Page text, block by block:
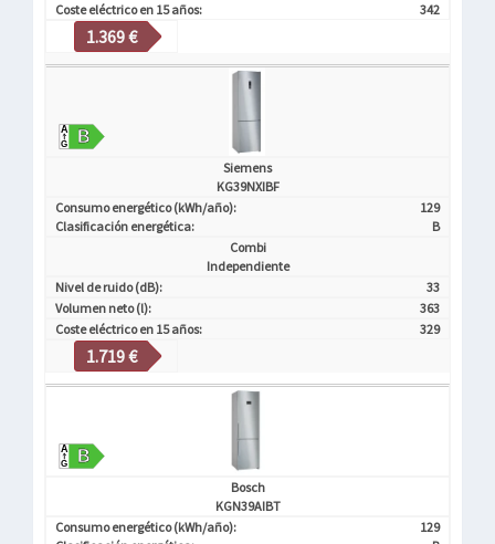
Coste eléctrico en 15 años:
342
1.369 €
Siemens
KG39NXIBF
Consumo energético (kWh/año):
129
Clasificación energética:
B
Combi
Independiente
Nivel de ruido (dB):
33
Volumen neto (l):
363
Coste eléctrico en 15 años:
329
1.719 €
Bosch
KGN39AIBT
Consumo energético (kWh/año):
129